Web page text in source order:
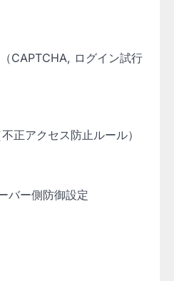
CAPTCHA, ログイン試行
正アクセス防止ルール）
バー側防御設定